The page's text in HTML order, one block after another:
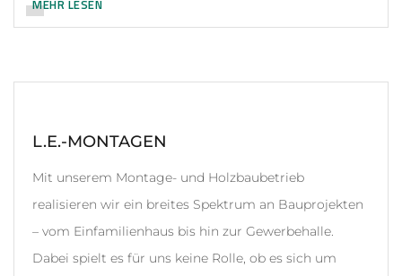
MEHR LESEN
L.E.-MONTAGEN
Mit unserem Montage- und Holzbaubetrieb
realisieren wir ein breites Spektrum an Bauprojekten
– vom Einfamilienhaus bis hin zur Gewerbehalle.
Dabei spielt es für uns keine Rolle, ob es sich um